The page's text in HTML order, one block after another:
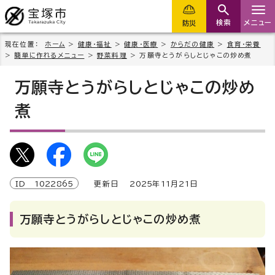
防災 検索 メニュー
現在位置： ホーム > 健康・福祉 >健康・医療 > からだの健康 > 食育・栄養
>簡単に作れるメニュー >野菜料理 > 万願寺とうがらしとじゃこの炒め煮
万願寺とうがらしとじゃこの炒め
煮
ID 1022865 更新日 2025年 11 月 21 日
万願寺とうがらしとじゃこの炒め煮